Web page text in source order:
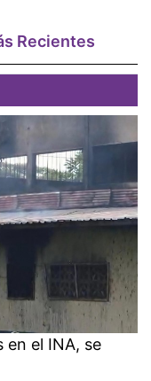
Recientes
en el INA, se